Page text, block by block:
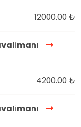
12000.00 ₺
4200.00 ₺